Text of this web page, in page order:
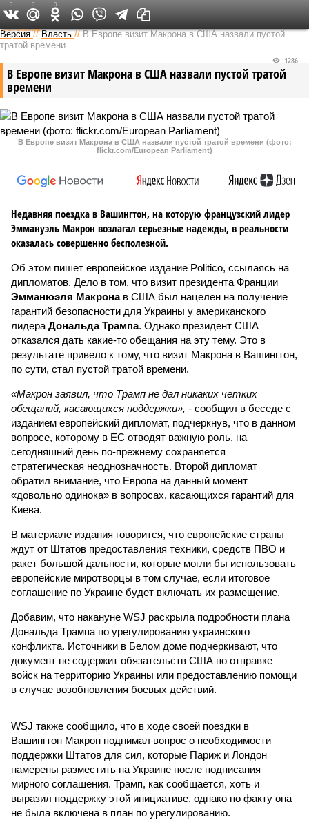
Федеральный выпуск
Версия //Власть //В Европе визит Макрона в США назвали пустой
тратой времени
В Европе визит Макрона в США назвали пустой тратой
времени
1286
В Европе визит Макрона в США назвали пустой тратой времени (фото:
flickr.com/European Parliament)
Недавняя поездка в Вашингтон, на которую французский лидер
Эммануэль Макрон возлагал серьезные надежды, в реальности
оказалась совершенно бесполезной.
Об этом пишет европейское издание Politico, ссылаясь на
дипломатов. Дело в том, что визит президента Франции
Эмманюэля Макронав США был нацелен на получение
гарантий безопасности для Украины у американского
лидера Дональда Трампа. Однако президент США
отказался дать какие-то обещания на эту тему. Это в
результате привело к тому, что визит Макрона в Вашингтон,
по сути, стал пустой тратой времени.
«Макрон заявил, что Трамп не дал никаких четких
обещаний, касающихся поддержки», - сообщил в беседе с
изданием европейский дипломат, подчеркнув, что в данном
вопросе, которому в ЕС отводят важную роль, на
сегодняшний день по-прежнему сохраняется
стратегическая неоднозначность. Второй дипломат
обратил внимание, что Европа на данный момент
«довольно одинока» в вопросах, касающихся гарантий для
Киева.
В материале издания говорится, что европейские страны
ждут от Штатов предоставления техники, средств ПВО и
ракет большой дальности, которые могли бы использовать
европейские миротворцы в том случае, если итоговое
соглашение по Украине будет включать их размещение.
Добавим, что накануне WSJ раскрыла подробности плана
Дональда Трампа по урегулированию украинского
конфликта. Источники в Белом доме подчеркивают, что
документ не содержит обязательств США по отправке
войск на территорию Украины или предоставлению помощи
в случае возобновления боевых действий.
WSJ также сообщило, что в ходе своей поездки в
Вашингтон Макрон поднимал вопрос о необходимости
поддержки Штатов для сил, которые Париж и Лондон
намерены разместить на Украине после подписания
мирного соглашения. Трамп, как сообщается, хоть и
выразил поддержку этой инициативе, однако по факту она
не была включена в план по урегулированию.
0 0 0